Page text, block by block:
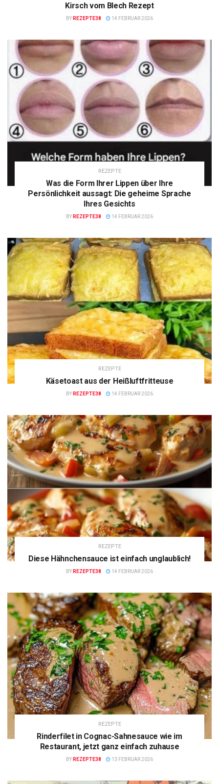
Kirsch vom Blech Rezept
BY REZEPTE38 14 FEBRUAR 2026
REZEPTE
Was die Form Ihrer Lippen über Ihre
Persönlichkeit aussagt: Die geheime Sprache
Ihres Gesichts
BY REZEPTE38 14 FEBRUAR 2026
REZEPTE
Käsetoast aus der Heißluftfritteuse
BY REZEPTE38 14 FEBRUAR 2026
REZEPTE
Diese Hähnchensauce ist einfach unglaublich!
BY REZEPTE38 14 FEBRUAR 2026
REZEPTE
Rinderfilet in Cognac-Sahnesauce wie im
Restaurant, jetzt ganz einfach zuhause
BY REZEPTE38 13 FEBRUAR 2026